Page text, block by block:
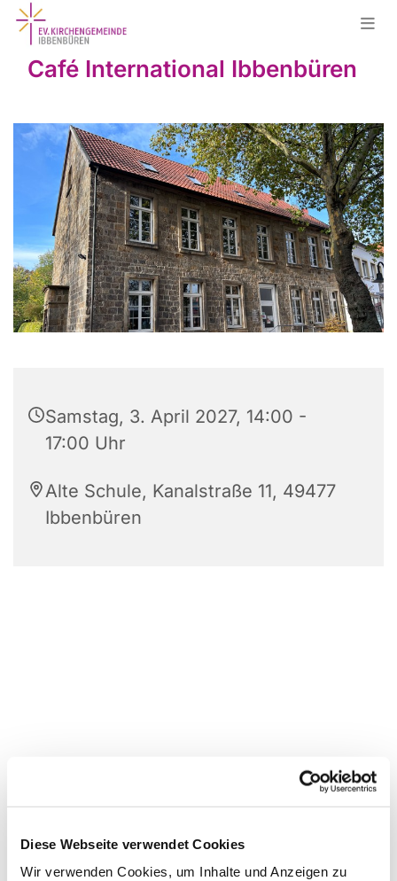
Diese Webseite verwendet Cookies
Wir verwenden Cookies, um Inhalte und Anzeigen zu
Café International Ibbenbüren
Samstag, 3. April 2027, 14:00 -
17:00 Uhr
Alte Schule, Kanalstraße 11, 49477
Ibbenbüren